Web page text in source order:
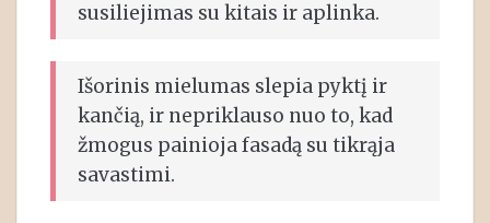
susiliejimas su kitais ir aplinka.
Išorinis mielumas slepia pyktį ir
kančią, ir nepriklauso nuo to, kad
žmogus painioja fasadą su tikrąja
savastimi.